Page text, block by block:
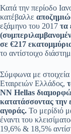
Κατά την περίοδο
κατέβαλλε
εξάμηνο του 2017 τα
σε €217
το αντίστοιχο
Σύμφωνα με
Εταιρειών Ελλάδος,
ΝΝ Hellas
κατατάσσοντας την
αγοράς. Το μερίδιό
έναντι του
19,6% & 18,5%